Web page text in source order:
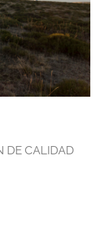
DE CALIDAD